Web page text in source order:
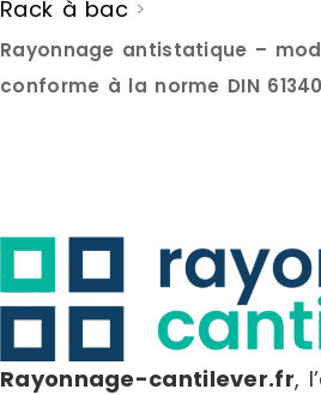
Rack à bac >
Rayonnage antistatique –
conforme à la norme DIN
Rayonnage-cantilever.fr,